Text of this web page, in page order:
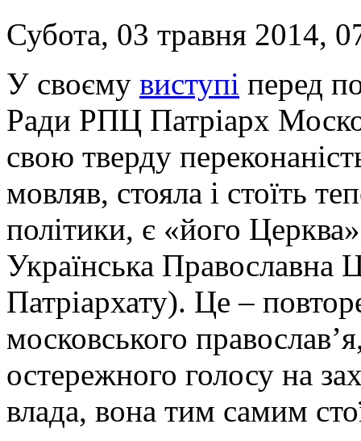
Субота, 03 травня 2014,
У своєму виступі перед
Ради РПЦ Патріарх
свою тверду
мовляв, стояла і стоїть
політики, є «його
Українська Православна
Патріархату). Це –
московського
остережного голосу на
влада, вона тим самим